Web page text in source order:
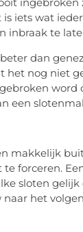
ingebroken
iets wat
inbraak te
dan
het nog niet
een
makkelijk
forceren.
sloten
het